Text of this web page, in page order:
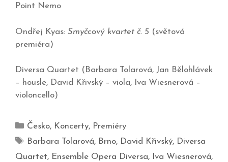
Point Nemo
Ondřej Kyas: Smyčcový kvartet č. 5 (světová
premiéra)
Diversa Quartet (Barbara Tolarová, Jan Bělohlávek
– housle, David Křivský – viola, Iva Wiesnerová –
violoncello)
Česko, Koncerty, Premiéry
Barbara Tolarová, Brno, David Křivský, Diversa
Quartet, Ensemble Opera Diversa, Iva Wiesnerová,